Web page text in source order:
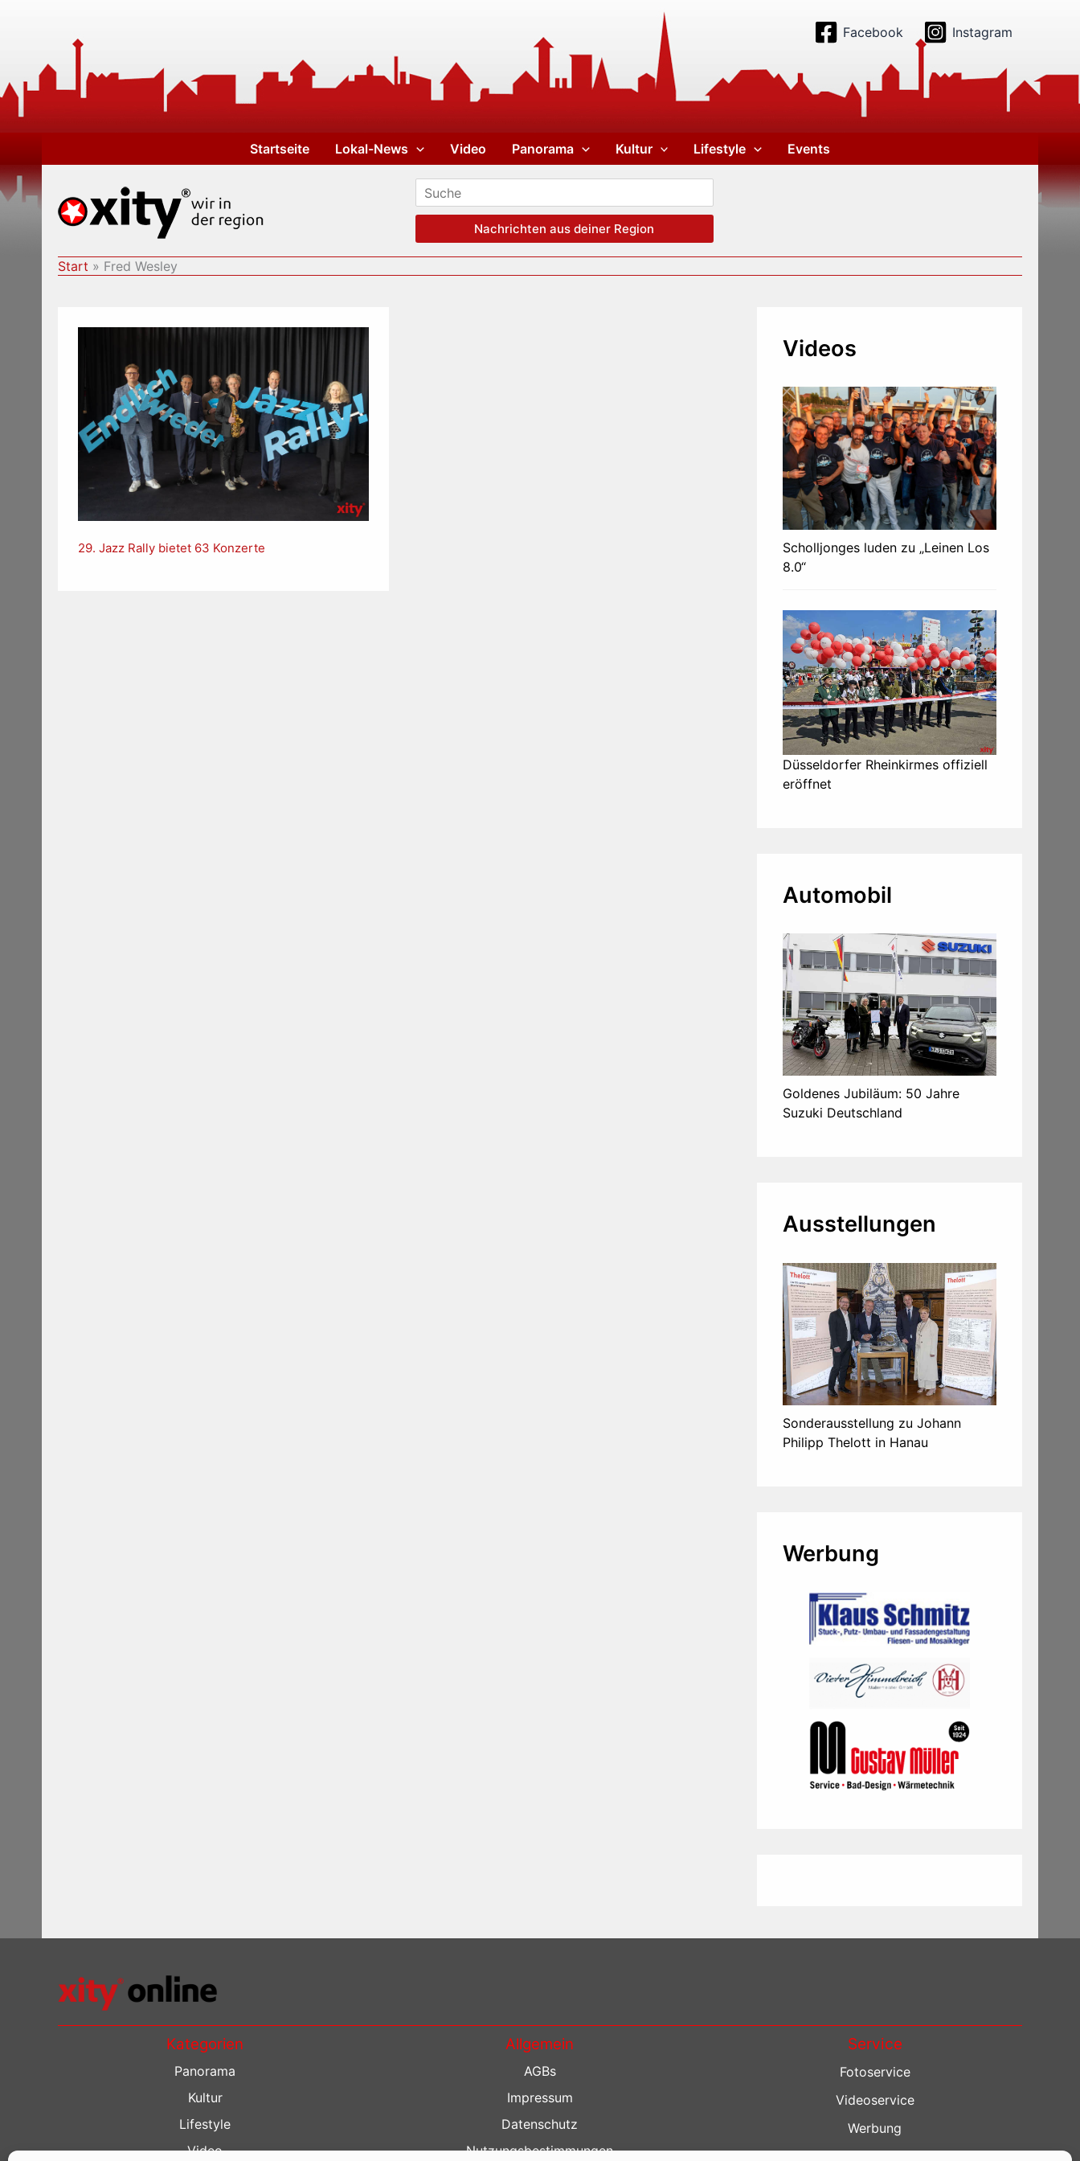
Facebook Instagram
Startseite Lokal-News Video Panorama Kultur Lifestyle Events
Nachrichten aus deiner Region
Start Fred Wesley
29. Jazz Rally bietet 63 Konzerte
Videos
Scholljonges luden zu „Leinen Los
8.0“
Düsseldorfer Rheinkirmes offiziell
eröffnet
Automobil
Goldenes Jubiläum: 50 Jahre
Suzuki Deutschland
Ausstellungen
Sonderausstellung zu Johann
Philipp Thelott in Hanau
Werbung
Kategorien
Panorama
Kultur
Lifestyle
Video
Allgemein
AGBs
Impressum
Datenschutz
Nutzungsbestimmungen
Service
Fotoservice
Videoservice
Werbung